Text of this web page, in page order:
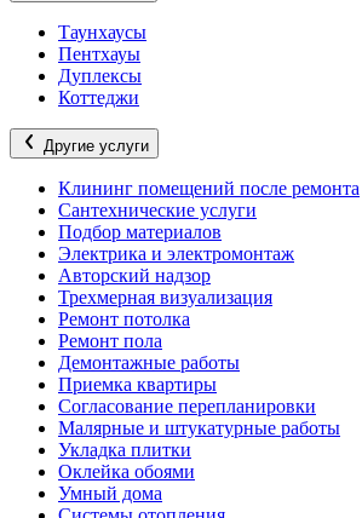
Таунхаусы
Пентхауы
Дуплексы
Коттеджи
Другие услуги
Клининг помещений после ремонта
Сантехнические услуги
Подбор материалов
Электрика и электромонтаж
Авторский надзор
Трехмерная визуализация
Ремонт потолка
Ремонт пола
Демонтажные работы
Приемка квартиры
Согласование перепланировки
Малярные и штукатурные работы
Укладка плитки
Оклейка обоями
Умный дома